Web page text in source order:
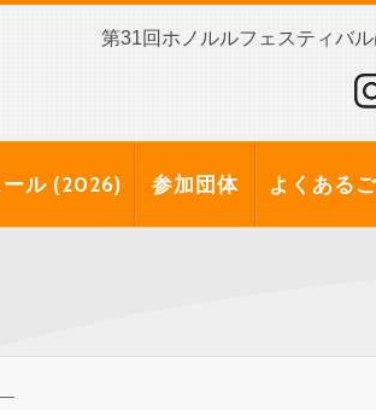
第31回ホノルルフェスティバ
ール (2026) 参加団体 よくある